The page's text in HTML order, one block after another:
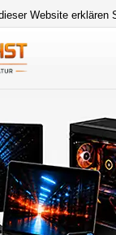
Website